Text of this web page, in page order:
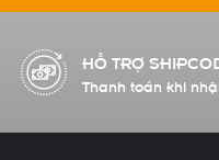
HỖ TRỢ ĐỔI TRẢ
Đổi/ trả hàng có